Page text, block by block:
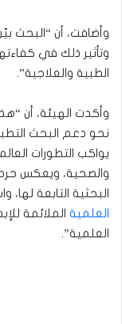
وأضافت، أن “البحث
وتأثير ذلك في
الطبية والعلاجية”.
وأكدت الهيئة، أن
نحو دعم البحث
يواكب التطورات
والصحية، ويعكس
البحثية التابعة
العلمية الملائمة
العلمية”.